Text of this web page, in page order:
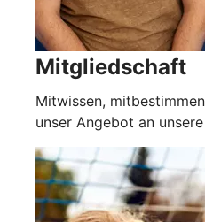
Mitgliedschaft
Mitwissen,
unser Angebot an